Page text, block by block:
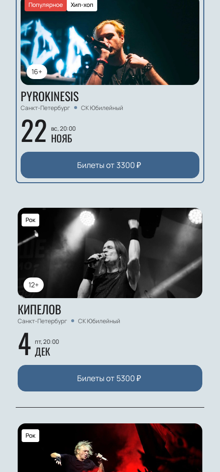
16+
Хип-хоп
Популярное
PYROKINESIS
Санкт-Петербург СК Юбилейный
22 вс, 20:00
НОЯБ
Билеты от 3300₽
12+
Рок
КИПЕЛОВ
Санкт-Петербург СК Юбилейный
4 пт, 20:00
ДЕК
Билеты от 5300₽
Рок